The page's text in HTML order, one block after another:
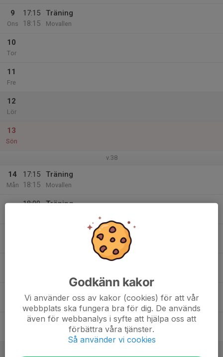
9
Ons
17:15
18:15
Träning
Movallen
10
Tor
11
Fre
12
Lör
13
Sön
v.38
14
Mån
17:15
18:15
Träning
Movallen
18:00
Träning
Godkänn kakor
Vi använder oss av kakor (cookies) för att vår
webbplats ska fungera bra för dig. De används
även för webbanalys i syfte att hjälpa oss att
förbättra våra tjänster.
Så använder vi cookies